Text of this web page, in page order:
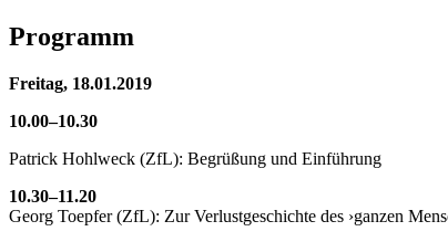
Programm
Freitag, 18.01.2019
10.00–10.30
Patrick Hohlweck (ZfL): Begrüßung und Einführung
10.30–11.20
Georg Toepfer (ZfL): Zur Verlustgeschichte des ›ganzen